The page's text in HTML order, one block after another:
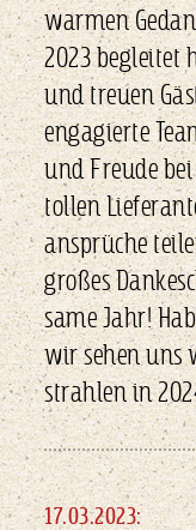
warmen
2023 begleitet
und treuen
engagierte
und Freude
tollen
ansprüche
großes
same Jahr!
wir sehen uns
strahlen in
17.03.2023: